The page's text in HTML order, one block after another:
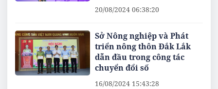
20/08/2024 06:38:20
Sở Nông nghiệp và Phát
triển nông thôn Đắk Lắk
dẫn đầu trong công tác
chuyển đổi số
16/08/2024 15:43:28